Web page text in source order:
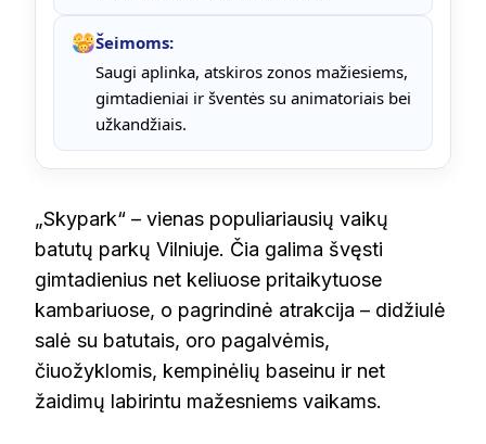
Šeimoms:
Saugi aplinka, atskiros zonos mažiesiems,
gimtadieniai ir šventės su animatoriais bei
užkandžiais.
„Skypark“ – vienas populiariausių vaikų
batutų parkų Vilniuje. Čia galima švęsti
gimtadienius net keliuose pritaikytuose
kambariuose, o pagrindinė atrakcija – didžiulė
salė su batutais, oro pagalvėmis,
čiuožyklomis, kempinėlių baseinu ir net
žaidimų labirintu mažesniems vaikams.